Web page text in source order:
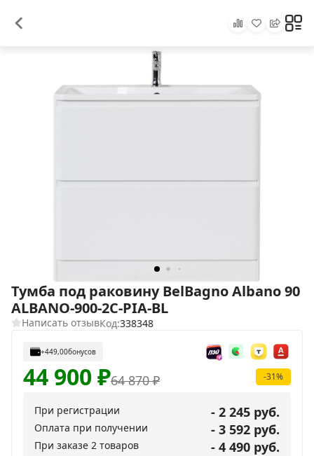
Тумба под раковину BelBagno Albano 90
ALBANO-900-2C-PIA-BL
Написать отзывКод:338348
+449,00бонусов
64 870₽
44 900₽ -31%
При регистрации - 2 245 руб.
Оплата при получении - 3 592 руб.
При заказе 2 товаров - 4 490 руб.